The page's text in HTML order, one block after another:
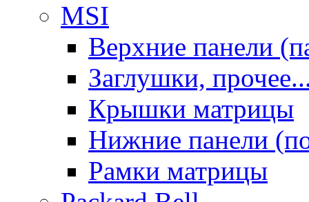
MSI
Верхние панели
Заглушки,
Крышки матрицы
Нижние панели
Рамки матрицы